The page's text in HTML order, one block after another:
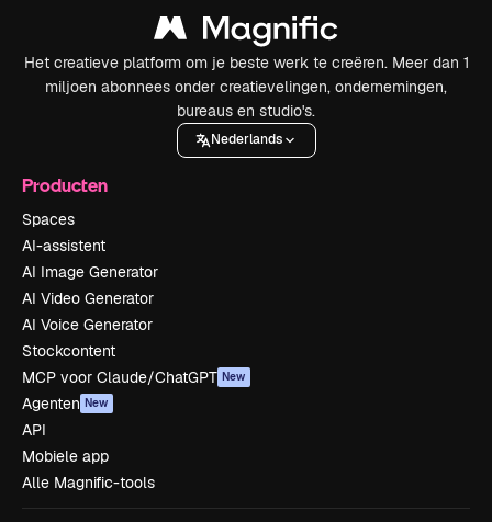
Het creatieve platform om je beste werk te creëren. Meer dan 1
miljoen abonnees onder creatievelingen, ondernemingen,
bureaus en studio's.
Nederlands
Producten
Spaces
AI-assistent
AI Image Generator
AI Video Generator
AI Voice Generator
Stockcontent
MCP voor Claude/ChatGPT New
Agenten New
API
Mobiele app
Alle Magnific-tools